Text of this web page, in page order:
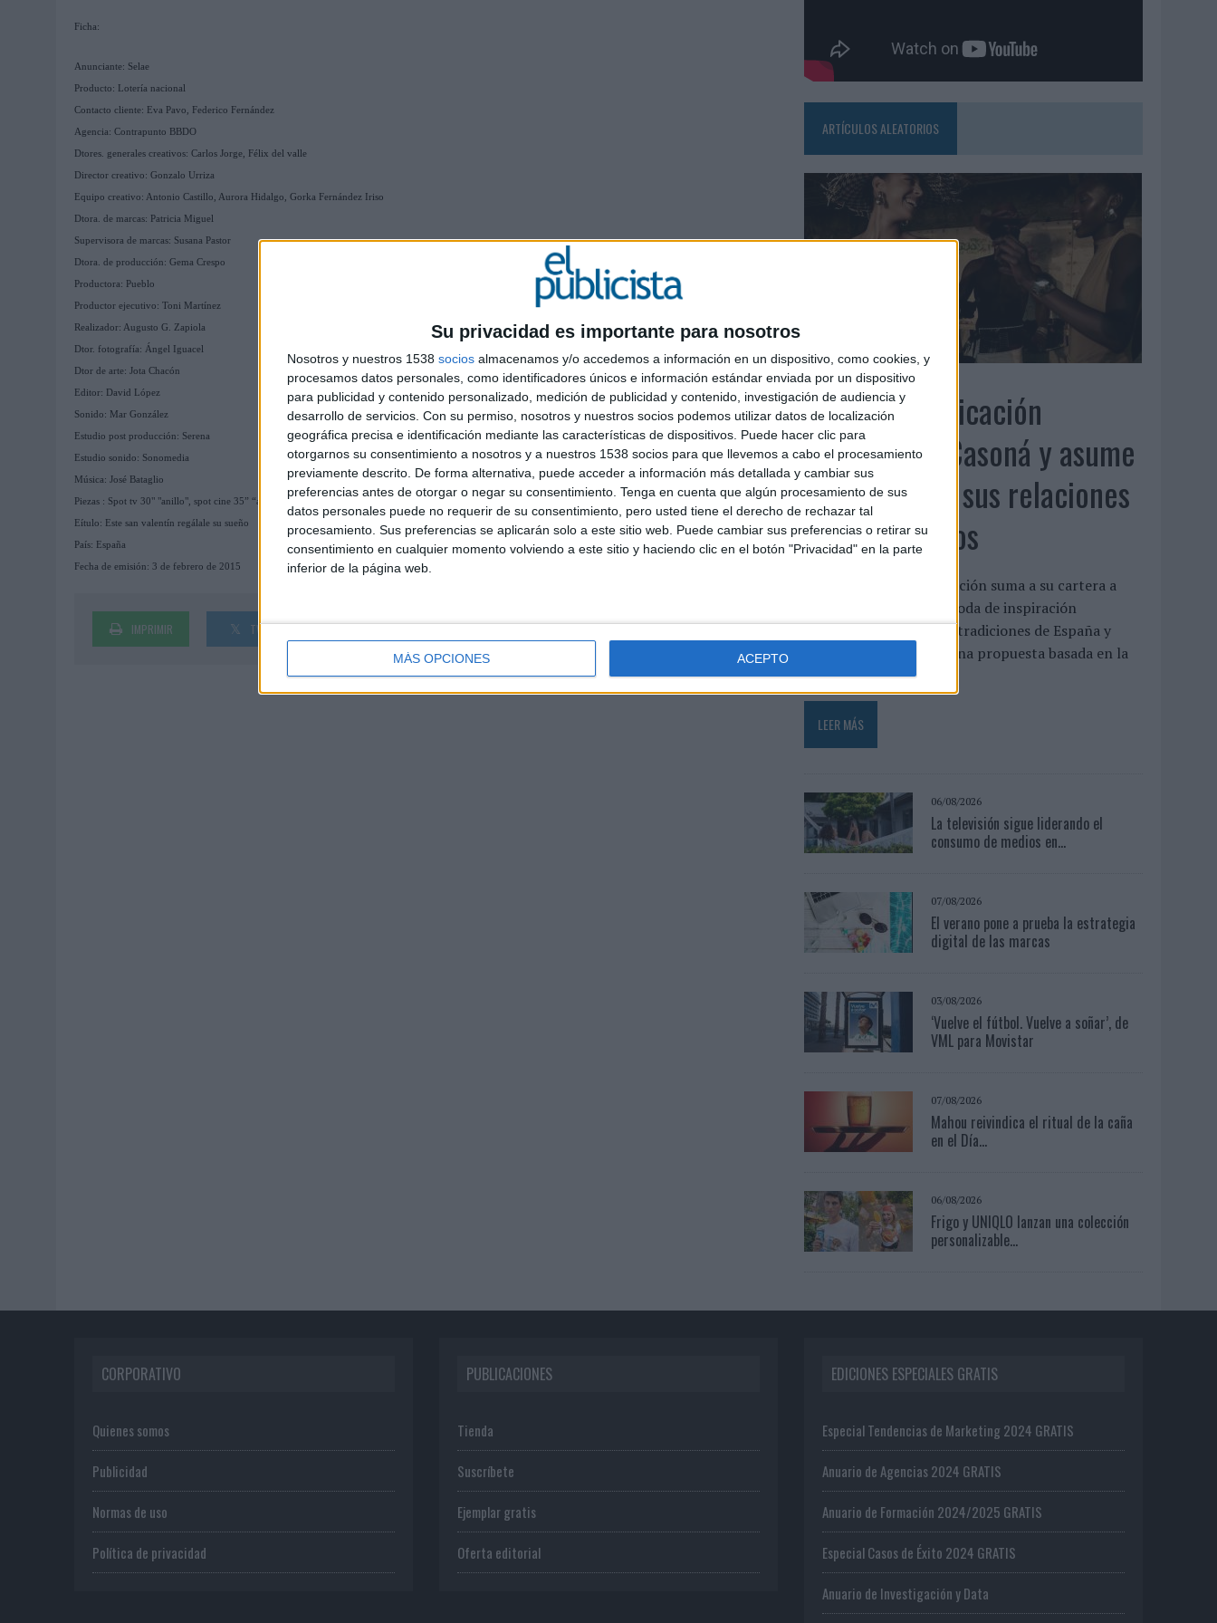
Su privacidad es importante para nosotros
Nosotros y nuestros 1538 socios almacenamos y/o accedemos a información en un dispositivo, como cookies, y
procesamos datos personales, como identificadores únicos e información estándar enviada por un dispositivo
para publicidad y contenido personalizado, medición de publicidad y contenido, investigación de audiencia y
desarrollo de servicios. Con su permiso, nosotros y nuestros socios podemos utilizar datos de localización
geográfica precisa e identificación mediante las características de dispositivos. Puede hacer clic para
otorgarnos su consentimiento a nosotros y a nuestros 1538 socios para que llevemos a cabo el procesamiento
previamente descrito. De forma alternativa, puede acceder a información más detallada y cambiar sus
preferencias antes de otorgar o negar su consentimiento. Tenga en cuenta que algún procesamiento de sus
datos personales puede no requerir de su consentimiento, pero usted tiene el derecho de rechazar tal
procesamiento. Sus preferencias se aplicarán solo a este sitio web. Puede cambiar sus preferencias o retirar su
consentimiento en cualquier momento volviendo a este sitio y haciendo clic en el botón "Privacidad" en la parte
inferior de la página web.
MÁS OPCIONES ACEPTO
Ficha:
Anunciante: Selae
Producto: Lotería nacional
Contacto cliente: Eva Pavo, Federico Fernández
Agencia: Contrapunto BBDO
Dtores. generales creativos: Carlos Jorge, Félix del valle
Director creativo: Gonzalo Urriza
Equipo creativo: Antonio Castillo, Aurora Hidalgo, Gorka Fernández Iriso
Dtora. de marcas: Patricia Miguel
Supervisora de marcas: Susana Pastor
Dtora. de producción: Gema Crespo
Productora: Pueblo
Productor ejecutivo: Toni Martínez
Realizador: Augusto G. Zapiola
Dtor. fotografía: Ángel Iguacel
Dtor de arte: Jota Chacón
Editor: David López
Sonido: Mar González
Estudio post producción: Serena
Estudio sonido: Sonomedia
Música: José Bataglio
Piezas : Spot tv 30" "anillo", spot cine 35” “anillo”
Eítulo: Este san valentín regálale su sueño
País: España
Fecha de emisión: 3 de febrero de 2015
IMPRIMIR TWEET SHARE SHARE ENVIAR PIN
ARTÍCULOS ALEATORIOS
05/08/2026
Fabra Comunicación
incorpora a Casoná y asume
la gestión de sus relaciones
con los medios
La agencia de comunicación suma a su cartera a
Casoná, una firma de moda de inspiración
resortwear que une las tradiciones de España y
Venezuela a través de una propuesta basada en la
artesanía, el...
LEER MÁS
06/08/2026
La televisión sigue liderando el
consumo de medios en...
07/08/2026
El verano pone a prueba la estrategia
digital de las marcas
03/08/2026
‘Vuelve el fútbol. Vuelve a soñar’, de
VML para Movistar
07/08/2026
Mahou reivindica el ritual de la caña
en el Día...
06/08/2026
Frigo y UNIQLO lanzan una colección
personalizable...
CORPORATIVO
Quienes somos
Publicidad
Normas de uso
Política de privacidad
PUBLICACIONES
Tienda
Suscríbete
Ejemplar gratis
Oferta editorial
EDICIONES ESPECIALES GRATIS
Especial Tendencias de Marketing 2024 GRATIS
Anuario de Agencias 2024 GRATIS
Anuario de Formación 2024/2025 GRATIS
Especial Casos de Éxito 2024 GRATIS
Anuario de Investigación y Data